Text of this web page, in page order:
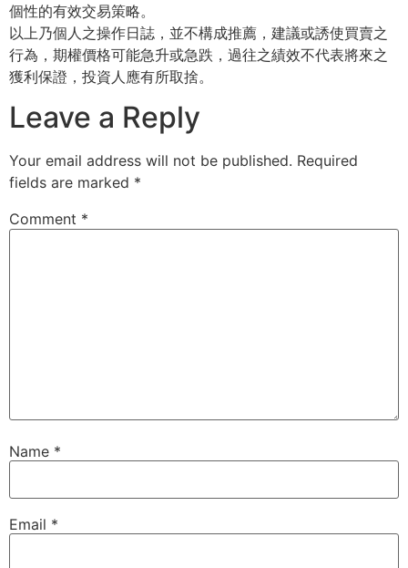
個性的有效交易策略。
以上乃個人之操作日誌，並不構成推薦，建議或誘使買賣之
行為，期權價格可能急升或急跌，過往之績效不代表將來之
獲利保證，投資人應有所取捨。
Leave a Reply
Your email address will not be published. Required
fields are marked *
Comment *
Name *
Email *